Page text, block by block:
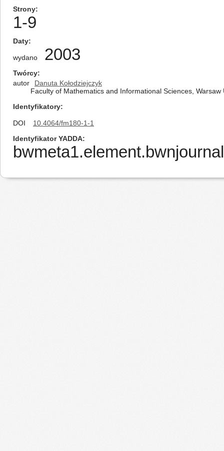
Strony
1-9
Daty
wydano 2003
Twórcy
autor
Danuta Kołodziejczyk
Faculty of Mathematics and Informational Sciences,
Identyfikatory
DOI
10.4064/fm180-1-1
Identyfikator YADDA